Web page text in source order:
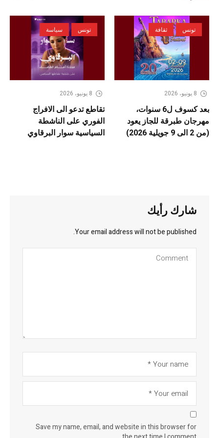
تونس ثقافة
8 يونيو، 2026
بعد كسوف ل6 سنوات،
مهرجان طبرقة للجاز يعود
(من 2 الى 9 جويلية 2026)
تونس سياسة
8 يونيو، 2026
تقاطع تدعو الى الافراج
الفوري على الناشطة
السياسية سوار البرقاوي
شارك رأيك
Your email address will not be published.
Save my name, email, and website in this browser for